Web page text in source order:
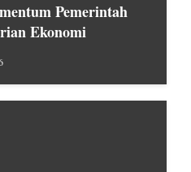
Pemerintah
Ekonomi